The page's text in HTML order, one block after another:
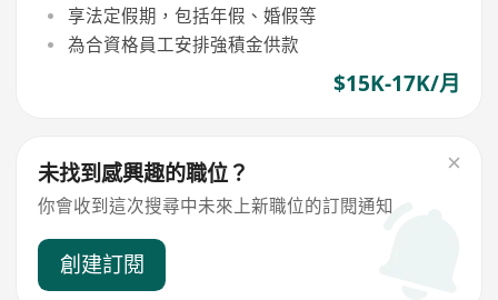
享法定假期，包括年假、婚假等
為合資格員工安排強積金供款
$15K-17K/月
未找到感興趣的職位？
你會收到這次搜尋中未來上新職位的訂閱通知
創建訂閱